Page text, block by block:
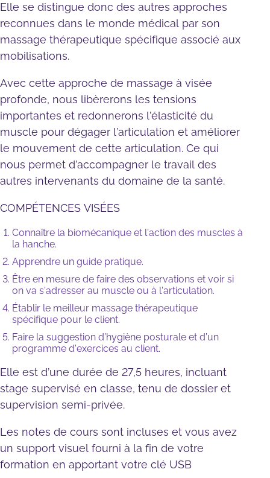
Elle se distingue donc des autres approches
reconnues dans le monde médical par son
massage thérapeutique spécifique associé aux
mobilisations.
Avec cette approche de massage à visée
profonde, nous libèrerons les tensions
importantes et redonnerons l’élasticité du
muscle pour dégager l’articulation et améliorer
le mouvement de cette articulation. Ce qui
nous permet d’accompagner le travail des
autres intervenants du domaine de la santé.
COMPÉTENCES VISÉES
Connaître la biomécanique et l’action des muscles à
la hanche.
Apprendre un guide pratique.
Être en mesure de faire des observations et voir si
on va s’adresser au muscle ou à l’articulation.
Établir le meilleur massage thérapeutique
spécifique pour le client.
Faire la suggestion d’hygiène posturale et d’un
programme d’exercices au client.
Elle est d’une durée de 27,5 heures, incluant
stage supervisé en classe, tenu de dossier et
supervision semi-privée.
Les notes de cours sont incluses et vous avez
un support visuel fourni à la fin de votre
formation en apportant votre clé USB